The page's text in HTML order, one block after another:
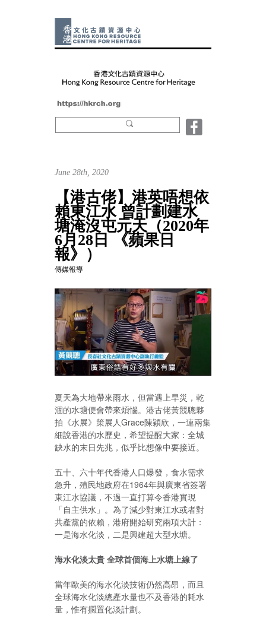
June 28th, 2020
【港古佬】港英唔想依
賴東江水 曾計劃建水
塘淹沒屯元天（2020年
6月28日 《蘋果日
報》）
傳媒報導
夏天為大地帶來雨水，但當遇上旱災，乾
涸的水塘便會帶來煩惱。港古佬黃競聰夥
拍《水展》策展人Grace陳穎欣，一連兩集
細說香港的水歷史，希望提醒大家：全城
缺水的末日先兆，似乎比想像中要接近。
五十、六十年代香港人口爆發，食水需求
急升，殖民地政府在1964年與廣東省簽署
東江水協議，不過一直打算令香港實現
「自主供水」。為了減少對東江水或者對
共產黨的依賴，港府開始研究兩項大計：
一是海水化淡，二是興建超大型水塘。
海水化淡太貴 全球首個海上水塘上線了
當年歐美的海水化淡技術仍然高昂，而且
全球海水化淡總產水量也不及香港的耗水
量，惟有擱置化淡計劃。